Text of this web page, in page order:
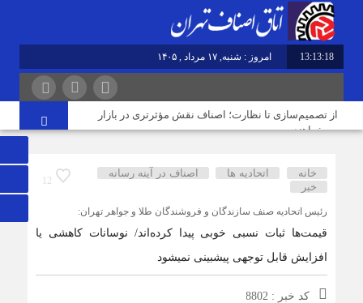
13:13:18 امروز : شنبه, ۱۷ مرداد , ۱۴۰۵
از تصمیم‌سازی تا نظارت؛ اصناف نقش مؤثرتری در بازار
می‌خواهند
اصناف قلب تپنده اقتصاد و تقویت‌کننده وحدت ملی هستند
12
خانه اتحادیه ها
اصناف در آینه رسانه
خبر
رئیس اتحادیه صنف سازندگان و فروشندگان طلا و جواهر تهران:
قیمت‌ها ثبات نسبی خوبی پیدا کرده‌اند/ نوسانات کاهشی یا
افزایش قابل توجهی پیش‎بینی نمی‎شود
کد خبر : 8802